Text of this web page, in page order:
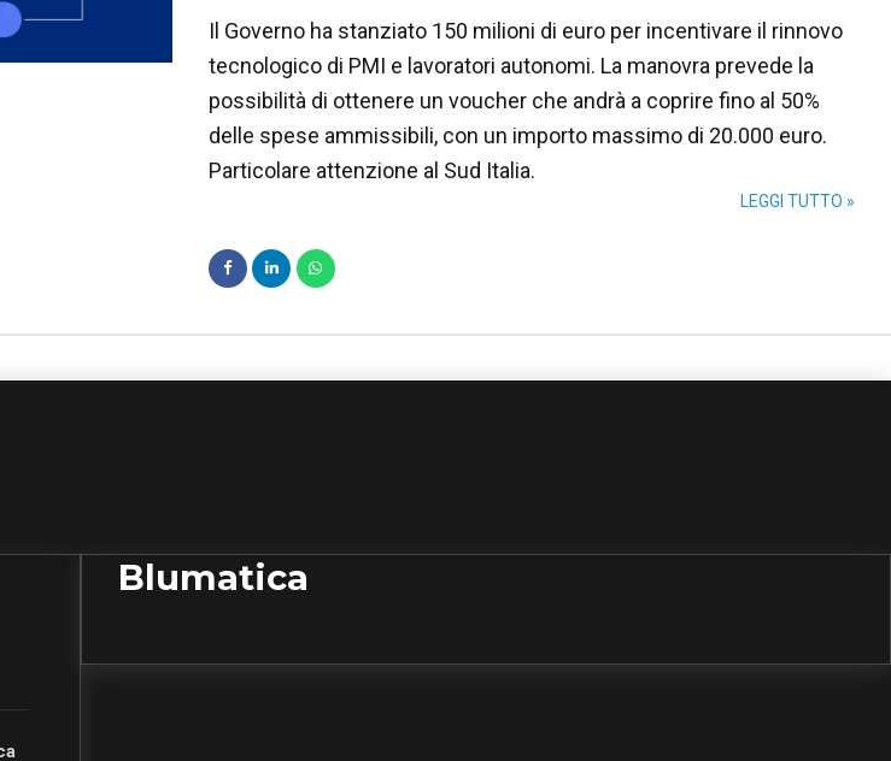
Il Governo ha stanziato 150 milioni di euro per incentivare il rinnovo
tecnologico di PMI e lavoratori autonomi. La manovra prevede la
possibilità di ottenere un voucher che andrà a coprire fino al 50%
delle spese ammissibili, con un importo massimo di 20.000 euro.
Particolare attenzione al Sud Italia.
LEGGI TUTTO »
Blumatica